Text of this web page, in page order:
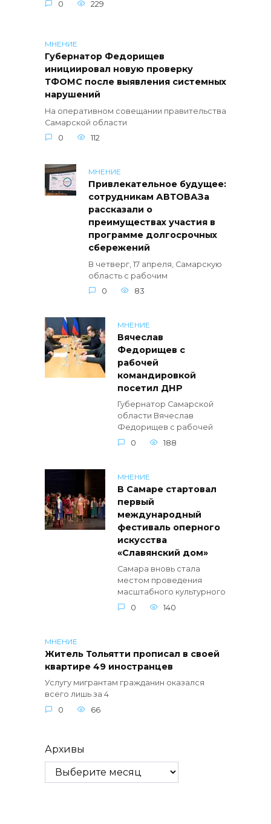
0 229
МНЕНИЕ
Губернатор Федорищев
инициировал новую проверку
ТФОМС после выявления системных
нарушений
На оперативном совещании правительства
Самарской области
0
112
МНЕНИЕ
Привлекательное будущее:
сотрудникам АВТОВАЗа
рассказали о
преимуществах участия в
программе долгосрочных
сбережений
В четверг, 17 апреля, Самарскую
область с рабочим
0
83
МНЕНИЕ
Вячеслав
Федорищев с
рабочей
командировкой
посетил ДНР
Губернатор Самарской
области Вячеслав
Федорищев с рабочей
0
188
МНЕНИЕ
В Самаре стартовал
первый
международный
фестиваль оперного
искусства
«Славянский дом»
Самара вновь стала
местом проведения
масштабного культурного
0
140
МНЕНИЕ
Житель Тольятти прописал в своей
квартире 49 иностранцев
Услугу мигрантам гражданин оказался
всего лишь за 4
0
66
Архивы